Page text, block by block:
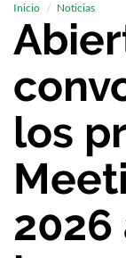
Inicio Noticias
los
2026